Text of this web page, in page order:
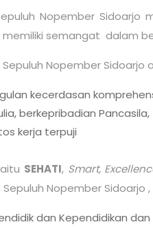
Nopember
memiliki semangat dalam
Sepuluh Nopember
kecerdasan
berkepribadian Pancasila,
kerja terpuji
SEHATI, Smart,
Sepuluh Nopember Sidoarjo
dan Kependidikan